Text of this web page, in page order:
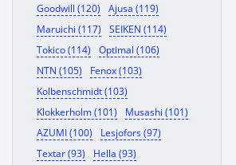
Goodwill (120)
Ajusa (119)
Maruichi (117)
SEIKEN (114)
Tokico (114)
Optimal (106)
NTN (105)
Fenox (103)
Kolbenschmidt (103)
Klokkerholm (101)
Musashi (101)
AZUMI (100)
Lesjofors (97)
Textar (93)
Hella (93)